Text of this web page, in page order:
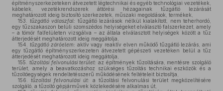
építményszerkezeteken átvezetett légtechnikai és egyéb technológiai vezetékek,
kábelek, vezetékrendszerek áttörési hézagainak tűzgátló lezárását
meghatározott ideig biztosító szerkezetek, műszaki megoldások, termékek,
153.
tűzgátló válaszfal: tűzgátló lezárások nélkül kialakított, nem teherhordó,
egy tűzszakaszon belüli szomszédos helyiségeket elválasztó falszerkezet, amely
– a tömör falfelületen vizsgálva – az általa elválasztott helyiségek között a tűz
átterjedését meghatározott ideig meggátolja,
154.
tűzgátló záróelem: aktív vagy reaktív elven működő tűzgátló lezárás, ami
egy tűzgátló építményszerkezeten átvezetett gépészeti vezetéken belül a tűz
átterjedését meghatározott ideig meggátolja,
155.
tűzoltási felvonulási terület: az építmények tűzoltására, mentésre szolgáló
terület, amely a beavatkozáshoz szükséges tűzoltás technikai eszközök és a
tűzoltóegységek rendeltetésszerű működésének feltételeit biztosítja,
156.
tűzoltási felvonulási út:
a tűzoltási felvonulási terület megközelítésére
szolgáló, a tűzoltó gépjárművek közlekedésére alkalmas út,